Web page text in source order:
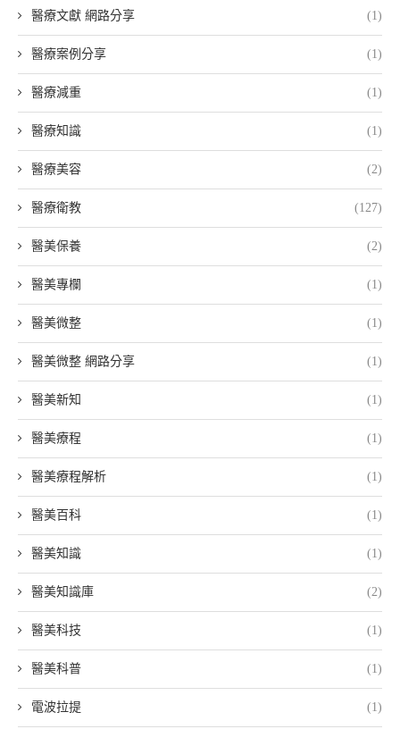
醫療文獻 網路分享 (1)
醫療案例分享 (1)
醫療減重 (1)
醫療知識 (1)
醫療美容 (2)
醫療衛教 (127)
醫美保養 (2)
醫美專欄 (1)
醫美微整 (1)
醫美微整 網路分享 (1)
醫美新知 (1)
醫美療程 (1)
醫美療程解析 (1)
醫美百科 (1)
醫美知識 (1)
醫美知識庫 (2)
醫美科技 (1)
醫美科普 (1)
電波拉提 (1)